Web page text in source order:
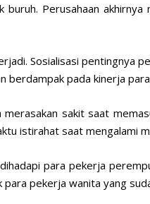
Perusahaan
Sosialisasi pentingnya
berdampak pada kinerja
sakit saat
istirahat saat mengalami
para pekerja
pekerja wanita yang